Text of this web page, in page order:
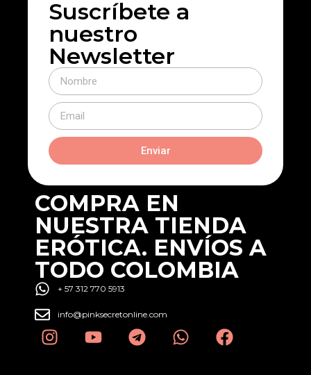
Suscríbete a
nuestro
Newsletter
Enviar
COMPRA EN
NUESTRA TIENDA
ERÓTICA. ENVÍOS A
TODO COLOMBIA
+ 57 312 770 5913
info@pinksecretonline.com